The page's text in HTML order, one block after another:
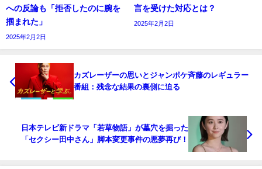
への反論も「拒否したのに腕を
掴まれた」
2025年2月2日
言を受けた対応とは？
2025年2月2日
カズレーザーの思いとジャンポケ斉藤のレギュラー
番組：残念な結果の裏側に迫る
日本テレビ新ドラマ「若草物語」が墓穴を掘った
「セクシー田中さん」脚本変更事件の悪夢再び！